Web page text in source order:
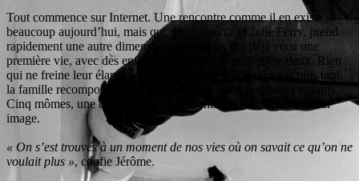
Tout commence sur Internet. Une rencontre comme il en existe
beaucoup aujourd’hui, mais qui, chez Jérôme et Julie Ferry, prend
rapidement une autre dimension. Tous deux ont déjà vécu une
première vie, avec des enfants — Julie en a un, Jérôme deux. Rien
qui ne freine leur élan, bien au contraire. Plus de sept ans plus tard,
la famille recomposée s’est agrandie avec deux nouveaux enfants.
Cinq mômes, une tribu soudée… et bientôt, une entreprise à leur
image.
« On s’est trouvés à un moment de nos vies où on savait ce qu’on ne
voulait plus », confie Jérôme.